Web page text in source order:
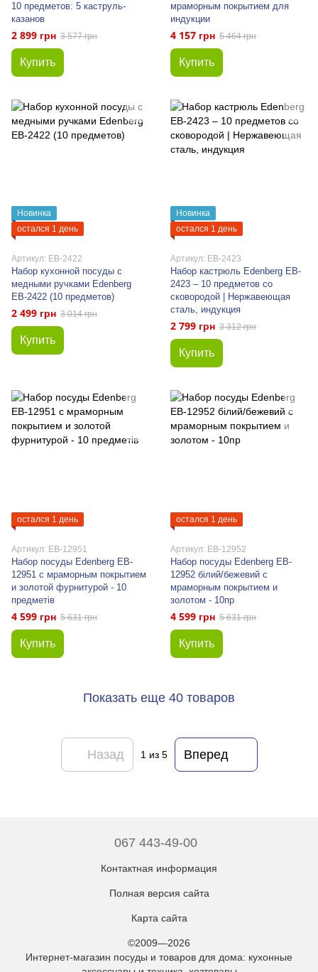
10 предметов: 5 каструль-
казанов
2 899 грн 3 577 грн
Купить
мраморным покрытием для
индукции
4 157 грн 5 464 грн
Купить
Новинка
остался 1 день
Артикул: EB-2422
Набор кухонной посуды с
медными ручками Edenberg
EB-2422 (10 предметов)
2 499 грн 3 014 грн
Купить
Новинка
остался 1 день
Артикул: EB-2423
Набор кастрюль Edenberg EB-
2423 – 10 предметов со
сковородой | Нержавеющая
сталь, индукция
2 799 грн 3 312 грн
Купить
остался 1 день
Артикул: EB-12951
Набор посуды Edenberg EB-
12951 с мраморным покрытием
и золотой фурнитурой - 10
предметів
4 599 грн 5 631 грн
Купить
остался 1 день
Артикул: EB-12952
Набор посуды Edenberg EB-
12952 білий/бежевий с
мраморным покрытием и
золотом - 10пр
4 599 грн 5 631 грн
Купить
Показать еще 40 товаров
Назад 1 из 5 Вперед
067 443-49-00
Контактная информация
Полная версия сайта
Карта сайта
©2009—2026
Интернет-магазин посуды и товаров для дома: кухонные